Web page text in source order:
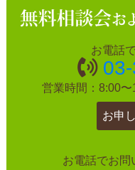
お電話
03-
営業時間：8:00〜
お申
お電話でお問